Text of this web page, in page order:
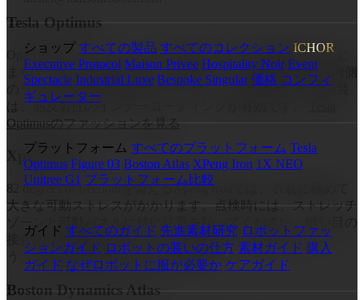
Tesla Optimus
Optimusプラットフォームは、胴体コアに中程度の熱を生じ
ます。胴回りの通気を十分に確保し、熱の影響を受ける内側
のライニングは毎月点検してください。Optimus向けの衣装
は、熱反射性のインナーコーティングが有効です。
Optimusのファッションを見る
Xpeng Iron
82 degrees of freedomを備えるXpeng Ironでは、衣装に極めて
大きな可動ストレスがかかります。点検時には、ストレッチ
ゾーンと可動パネルに特に注意を払ってください。縫い目の
接合部に微細な裂けがないか、2週間ごとに確認しましょ
う。Xpeng Ironのクチュールを見る
Boston Dynamics Atlas
ショップ すべての製品 すべてのコレクション ICHOR
Executive Protocol Maison Privee Hospitality Noir Event
Spectacle Industrial Luxe Bespoke Singular 価格 コンフィ
ギュレーター
プラットフォーム すべてのプラットフォーム Tesla
Optimus Figure 03 Boston Atlas XPeng Iron 1X NEO
Unitree G1 プラットフォーム比較
ガイド すべてのガイド 先進素材研究 ロボットファッ
ションガイド ロボットの装いの仕方 素材ガイド 購入
ガイド なぜロボットに服が必要か ケアガイド